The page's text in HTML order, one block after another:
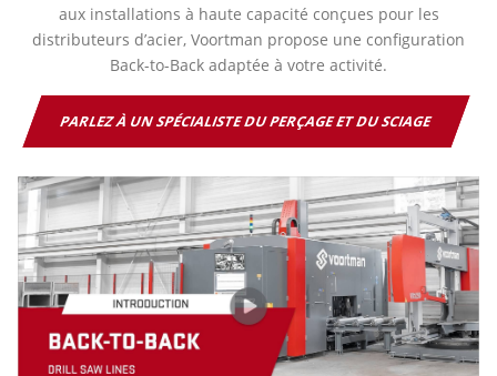
aux installations à haute capacité conçues pour les
distributeurs d’acier, Voortman propose une configuration
Back-to-Back adaptée à votre activité.
PARLEZ À UN SPÉCIALISTE DU PERÇAGE ET DU SCIAGE